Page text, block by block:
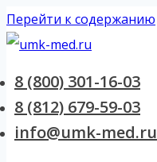
Перейти к содержанию
8 (800) 301-16-03
8 (812) 679-59-03
info@umk-med.ru